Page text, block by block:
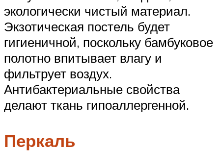
экологически чистый материал.
Экзотическая постель будет
гигиеничной, поскольку бамбуковое
полотно впитывает влагу и
фильтрует воздух.
Антибактериальные свойства
делают ткань гипоаллергенной.
Перкаль